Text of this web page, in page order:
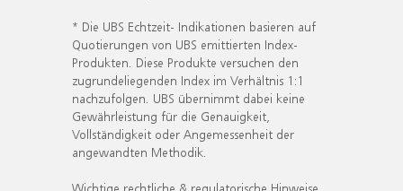
* Die UBS Echtzeit- Indikationen basieren auf
Quotierungen von UBS emittierten Index-
Produkten. Diese Produkte versuchen den
zugrundeliegenden Index im Verhältnis 1:1
nachzufolgen. UBS übernimmt dabei keine
Gewährleistung für die Genauigkeit,
Vollständigkeit oder Angemessenheit der
angewandten Methodik.